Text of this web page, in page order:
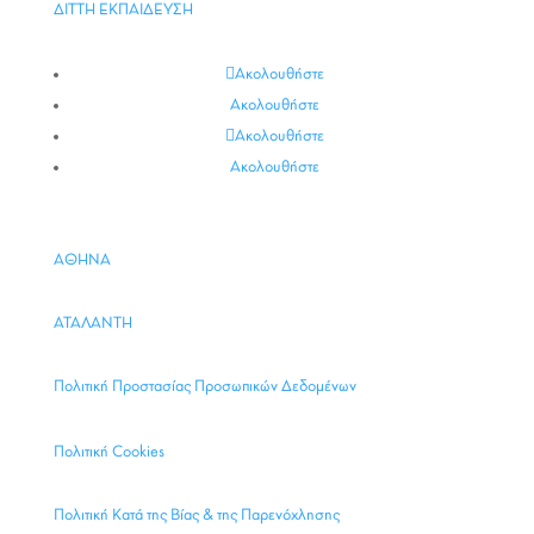
ΔΙΤΤΗ ΕΚΠΑΙΔΕΥΣΗ
Ακολουθήστε
Ακολουθήστε
Ακολουθήστε
Ακολουθήστε
ΑΘΗΝΑ
ΑΤΑΛΑΝΤΗ
Πολιτική Προστασίας Προσωπικών Δεδομένων
Πολιτική Cookies
Πολιτική Κατά της Βίας & της Παρενόχλησης